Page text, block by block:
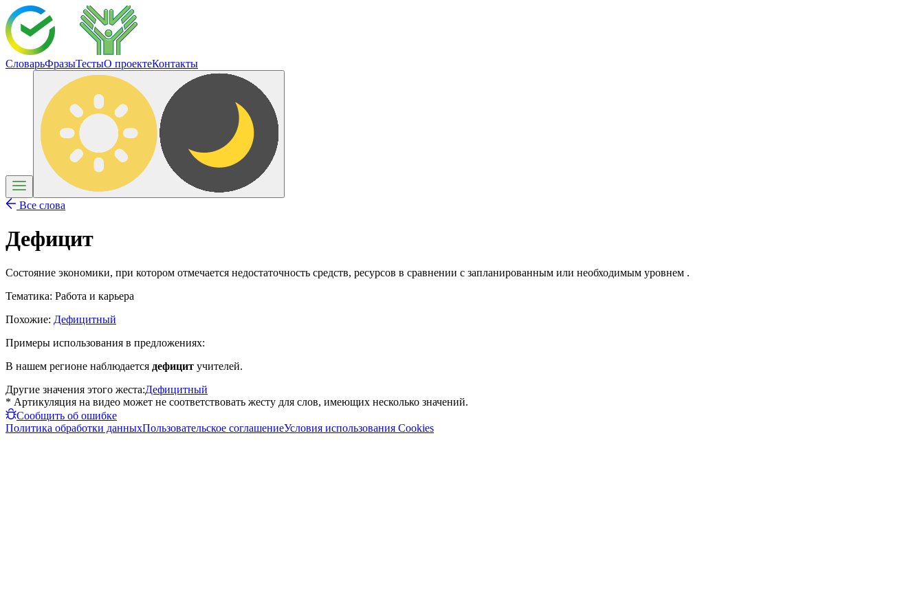
СловарьФразыТестыО проектеКонтакты
Все слова
Дефицит
Состояние экономики, при котором отмечается недостаточность средств, ресурсов в сравнении с запланированным или необходимым уровнем .
Тематика: Работа и карьера
Похожие: Дефицитный
Примеры использования в предложениях:
В нашем регионе наблюдается дефицит учителей.
Другие значения этого жеста:Дефицитный
* Артикуляция на видео может не соответствовать жесту для слов, имеющих несколько значений.
Сообщить об ошибке
Политика обработки данныхПользовательское соглашениеУсловия использования Cookies